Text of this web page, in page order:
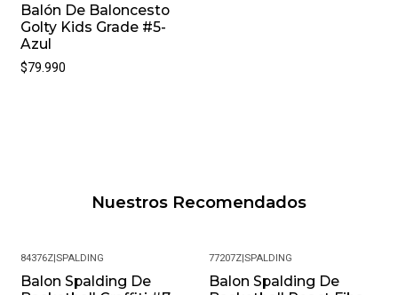
Balón De Baloncesto
Golty Kids Grade #5-
Azul
$79.990
Nuestros Recomendados
-19%
84376Z| SPALDING
Balon Spalding De
-20%
77207Z |SPALDING
Balon Spalding De